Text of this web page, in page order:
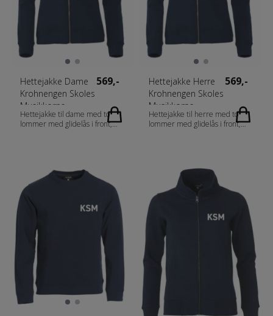
Hettejakke Dame
Krohnengen Skoles
Musikkorps
569,-
Hettejakke til dame med to
lommer med glidelås i front,
Ton-i-ton flatlocksømmer.
Tilpasset for hodetelefoner.
Fabrics 80% bomull, 20%
grønnmelert [676]
bomull, 40% polyester.
Gråmelert [95] 85% bomull
15% viskose) Gender Damer
Hettejakke Herre
Krohnengen Skoles
Musikkorps
569,-
Hettejakke til herre med to
lommer med glidelås i front,
Ton-i-ton flatlocksømmer.
Tilpasset for hodetelefoner.
Fabrics 80% bomull, 20%
polyester (blåmelert [565],
grønnmelert [676]
antrasitmelert [955] 60%
Gråmelert [95] 85% bomull
15% viskose) Gender Herrer